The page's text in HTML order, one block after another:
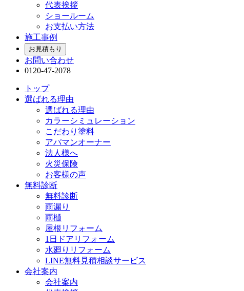
代表挨拶
ショールーム
お支払い方法
施工事例
お見積もり
お問い合わせ
0120-47-2078
トップ
選ばれる理由
選ばれる理由
カラーシミュレーション
こだわり塗料
アパマンオーナー
法人様へ
火災保険
お客様の声
無料診断
無料診断
雨漏り
雨樋
屋根リフォーム
1日ドアリフォーム
水廻りリフォーム
LINE無料見積相談サービス
会社案内
会社案内